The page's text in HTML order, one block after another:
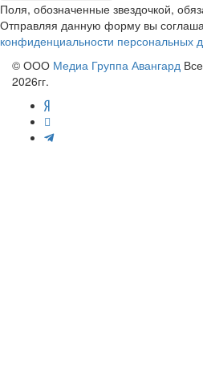
Поля, обозначенные звездочкой,
Отправляя данную форму вы
конфиденциальности персональных
© ООО Медиа Группа Авангард
2026гг.